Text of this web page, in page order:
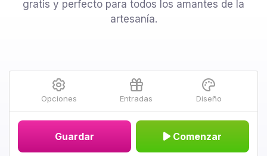
gratis y perfecto para todos los amantes de la
artesanía.
Opciones Entradas Diseño
Guardar Comenzar